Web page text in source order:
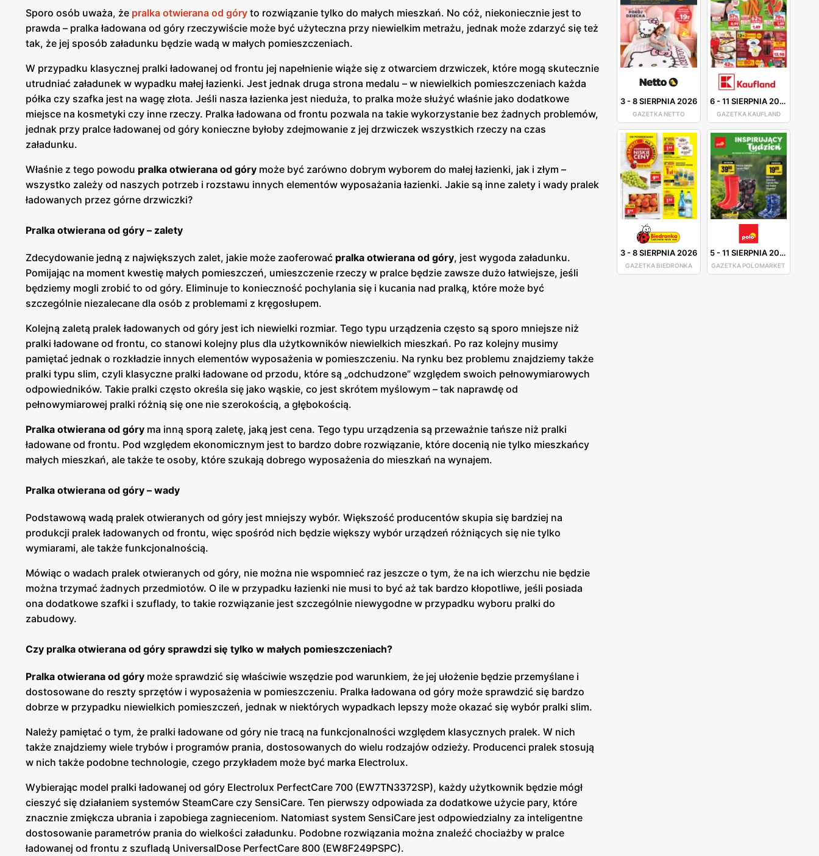
3-8 SIERPNIA 2026
GAZETKA NETTO
6-11 SIERPNIA 2026
GAZETKA KAUFLAND
3-8 SIERPNIA 2026
GAZETKA BIEDRONKA
5-11 SIERPNIA 2026
GAZETKA POLOMARKET
Sporo osób uważa, że pralka otwierana od góry to rozwiązanie tylko do małych mieszkań. No cóż, niekoniecznie jest to
prawda – pralka ładowana od góry rzeczywiście może być użyteczna przy niewielkim metrażu, jednak może zdarzyć się też
tak, że jej sposób załadunku będzie wadą w małych pomieszczeniach.
W przypadku klasycznej pralki ładowanej od frontu jej napełnienie wiąże się z otwarciem drzwiczek, które mogą skutecznie
utrudniać załadunek w wypadku małej łazienki. Jest jednak druga strona medalu – w niewielkich pomieszczeniach każda
półka czy szafka jest na wagę złota. Jeśli nasza łazienka jest nieduża, to pralka może służyć właśnie jako dodatkowe
miejsce na kosmetyki czy inne rzeczy. Pralka ładowana od frontu pozwala na takie wykorzystanie bez żadnych problemów,
jednak przy pralce ładowanej od góry konieczne byłoby zdejmowanie z jej drzwiczek wszystkich rzeczy na czas
załadunku.
Właśnie z tego powodu pralka otwierana od góry może być zarówno dobrym wyborem do małej łazienki, jak i złym –
wszystko zależy od naszych potrzeb i rozstawu innych elementów wyposażania łazienki. Jakie są inne zalety i wady pralek
ładowanych przez górne drzwiczki?
Pralka otwierana od góry – zalety
Zdecydowanie jedną z największych zalet, jakie może zaoferować pralka otwierana od góry, jest wygoda załadunku.
Pomijając na moment kwestię małych pomieszczeń, umieszczenie rzeczy w pralce będzie zawsze dużo łatwiejsze, jeśli
będziemy mogli zrobić to od góry. Eliminuje to konieczność pochylania się i kucania nad pralką, które może być
szczególnie niezalecane dla osób z problemami z kręgosłupem.
Kolejną zaletą pralek ładowanych od góry jest ich niewielki rozmiar. Tego typu urządzenia często są sporo mniejsze niż
pralki ładowane od frontu, co stanowi kolejny plus dla użytkowników niewielkich mieszkań. Po raz kolejny musimy
pamiętać jednak o rozkładzie innych elementów wyposażenia w pomieszczeniu. Na rynku bez problemu znajdziemy także
pralki typu slim, czyli klasyczne pralki ładowane od przodu, które są „odchudzone” względem swoich pełnowymiarowych
odpowiedników. Takie pralki często określa się jako wąskie, co jest skrótem myślowym – tak naprawdę od
pełnowymiarowej pralki różnią się one nie szerokością, a głębokością.
Pralka otwierana od góry ma inną sporą zaletę, jaką jest cena. Tego typu urządzenia są przeważnie tańsze niż pralki
ładowane od frontu. Pod względem ekonomicznym jest to bardzo dobre rozwiązanie, które docenią nie tylko mieszkańcy
małych mieszkań, ale także te osoby, które szukają dobrego wyposażenia do mieszkań na wynajem.
Pralka otwierana od góry – wady
Podstawową wadą pralek otwieranych od góry jest mniejszy wybór. Większość producentów skupia się bardziej na
produkcji pralek ładowanych od frontu, więc spośród nich będzie większy wybór urządzeń różniących się nie tylko
wymiarami, ale także funkcjonalnością.
Mówiąc o wadach pralek otwieranych od góry, nie można nie wspomnieć raz jeszcze o tym, że na ich wierzchu nie będzie
można trzymać żadnych przedmiotów. O ile w przypadku łazienki nie musi to być aż tak bardzo kłopotliwe, jeśli posiada
ona dodatkowe szafki i szuflady, to takie rozwiązanie jest szczególnie niewygodne w przypadku wyboru pralki do
zabudowy.
Czy pralka otwierana od góry sprawdzi się tylko w małych pomieszczeniach?
Pralka otwierana od góry może sprawdzić się właściwie wszędzie pod warunkiem, że jej ułożenie będzie przemyślane i
dostosowane do reszty sprzętów i wyposażenia w pomieszczeniu. Pralka ładowana od góry może sprawdzić się bardzo
dobrze w przypadku niewielkich pomieszczeń, jednak w niektórych wypadkach lepszy może okazać się wybór pralki slim.
Należy pamiętać o tym, że pralki ładowane od góry nie tracą na funkcjonalności względem klasycznych pralek. W nich
także znajdziemy wiele trybów i programów prania, dostosowanych do wielu rodzajów odzieży. Producenci pralek stosują
w nich także podobne technologie, czego przykładem może być marka Electrolux.
Wybierając model pralki ładowanej od góry Electrolux PerfectCare 700 (EW7TN3372SP), każdy użytkownik będzie mógł
cieszyć się działaniem systemów SteamCare czy SensiCare. Ten pierwszy odpowiada za dodatkowe użycie pary, które
znacznie zmiękcza ubrania i zapobiega zagnieceniom. Natomiast system SensiCare jest odpowiedzialny za inteligentne
dostosowanie parametrów prania do wielkości załadunku. Podobne rozwiązania można znaleźć chociażby w pralce
ładowanej od frontu z szufladą UniversalDose PerfectCare 800 (EW8F249PSPC).